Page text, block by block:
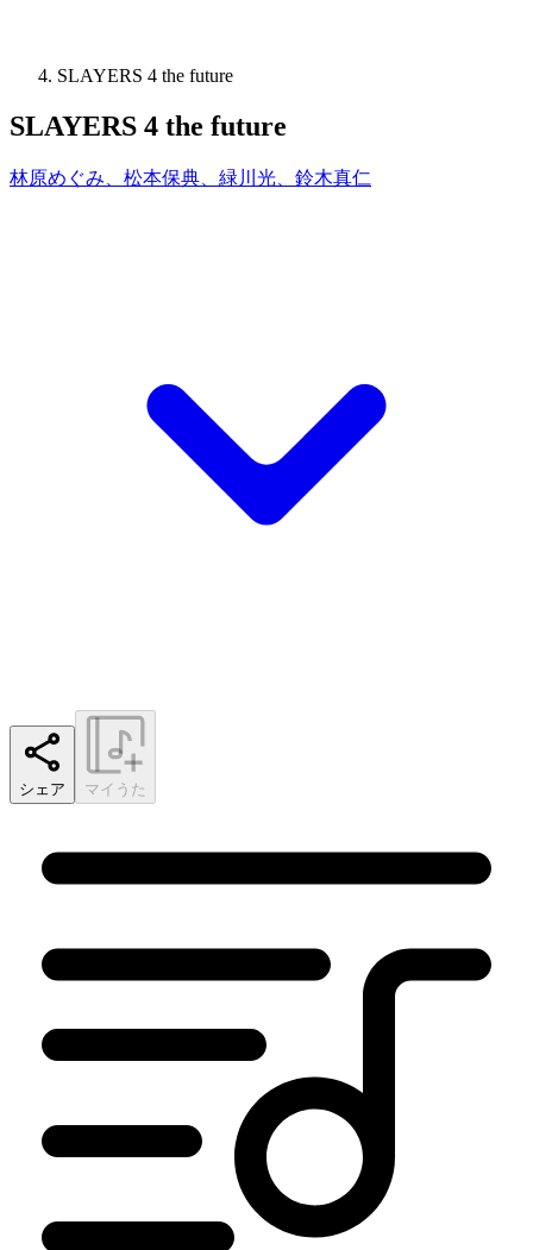
SLAYERS 4 the future
SLAYERS 4 the future
林原めぐみ、松本保典、緑川光、鈴木真仁
シェア マイうた